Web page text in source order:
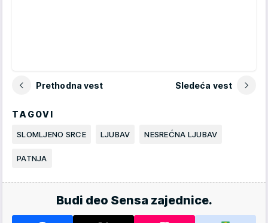
Prethodna vest Sledeća vest
TAGOVI
SLOMLJENO SRCE LJUBAV NESREĆNA LJUBAV
PATNJA
Budi deo Sensa zajednice.